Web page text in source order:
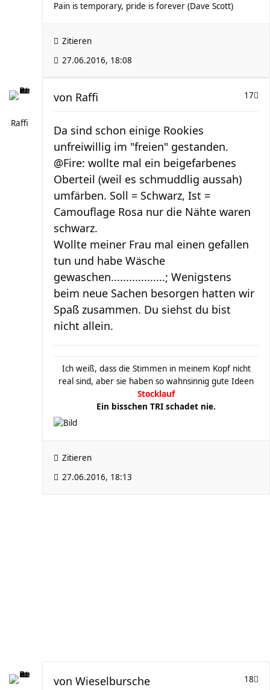
Pain is temporary, pride is forever (Dave Scott)
Zitieren
27.06.2016, 18:08
Raffi
17
von Raffi
Da sind schon einige Rookies
unfreiwillig im "freien" gestanden.
@Fire: wollte mal ein beigefarbenes
Oberteil (weil es schmuddlig aussah)
umfärben. Soll = Schwarz, Ist =
Camouflage Rosa nur die Nähte waren
schwarz.
Wollte meiner Frau mal einen gefallen
tun und habe Wäsche
gewaschen..................; Wenigstens
beim neue Sachen besorgen hatten wir
Spaß zusammen. Du siehst du bist
nicht allein.
Ich weiß, dass die Stimmen in meinem Kopf nicht
real sind, aber sie haben so wahnsinnig gute Ideen
Stocklauf
Ein bisschen TRI schadet nie.
Zitieren
27.06.2016, 18:13
18
von Wieselbursche